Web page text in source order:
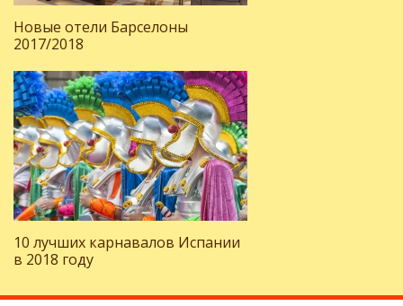
Новые отели Барселоны
2017/2018
10 лучших карнавалов Испании
в 2018 году